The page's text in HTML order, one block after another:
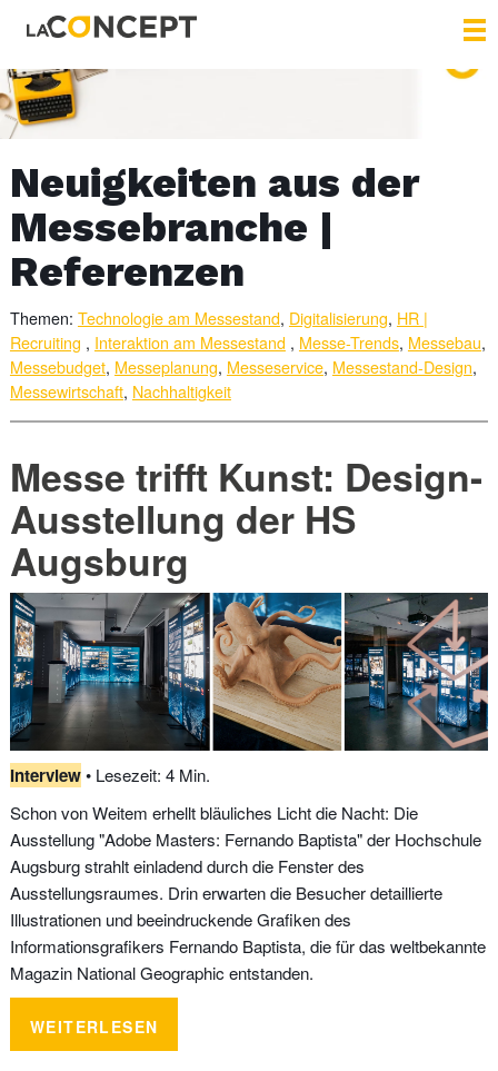
Neuigkeiten aus der
Messebranche |
Referenzen
Themen: Technologie am Messestand, Digitalisierung, HR |
Recruiting , Interaktion am Messestand , Messe-Trends, Messebau,
Messebudget, Messeplanung, Messeservice, Messestand-Design,
Messewirtschaft, Nachhaltigkeit
Messe trifft Kunst: Design-
Ausstellung der HS
Augsburg
Interview• Lesezeit: 4 Min.
Schon von Weitem erhellt bläuliches Licht die Nacht: Die
Ausstellung "Adobe Masters: Fernando Baptista" der Hochschule
Augsburg strahlt einladend durch die Fenster des
Ausstellungsraumes. Drin erwarten die Besucher detaillierte
Illustrationen und beeindruckende Grafiken des
Informationsgrafikers Fernando Baptista, die für das weltbekannte
Magazin National Geographic entstanden.
WEITERLESEN